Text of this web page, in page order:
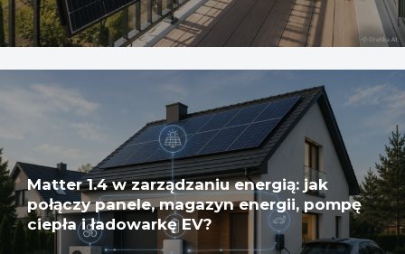
Matter 1.4 w zarządzaniu energią: jak
połączy panele, magazyn energii, pompę
ciepła i ładowarkę EV?